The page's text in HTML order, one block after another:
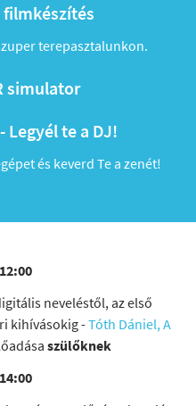
terepasztalunkon.
simulator
Legyél te a DJ!
és keverd Te a zenét!
neveléstől, az első
kihívásokig -Tóth Dániel, A
szülőknek